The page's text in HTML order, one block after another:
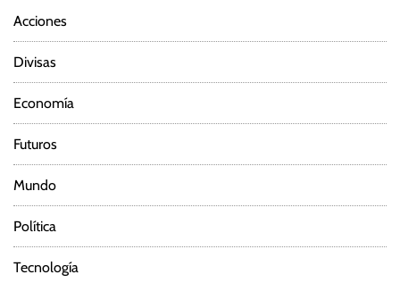
Acciones
Divisas
Economía
Futuros
Mundo
Política
Tecnología